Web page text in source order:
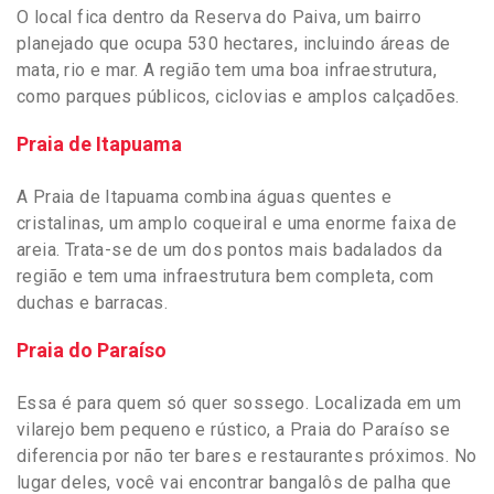
O local fica dentro da Reserva do Paiva, um bairro
planejado que ocupa 530 hectares, incluindo áreas de
mata, rio e mar. A região tem uma boa infraestrutura,
como parques públicos, ciclovias e amplos calçadões.
Praia de Itapuama
A Praia de Itapuama combina águas quentes e
cristalinas, um amplo coqueiral e uma enorme faixa de
areia. Trata-se de um dos pontos mais badalados da
região e tem uma infraestrutura bem completa, com
duchas e barracas.
Praia do Paraíso
Essa é para quem só quer sossego. Localizada em um
vilarejo bem pequeno e rústico, a Praia do Paraíso se
diferencia por não ter bares e restaurantes próximos. No
lugar deles, você vai encontrar bangalôs de palha que